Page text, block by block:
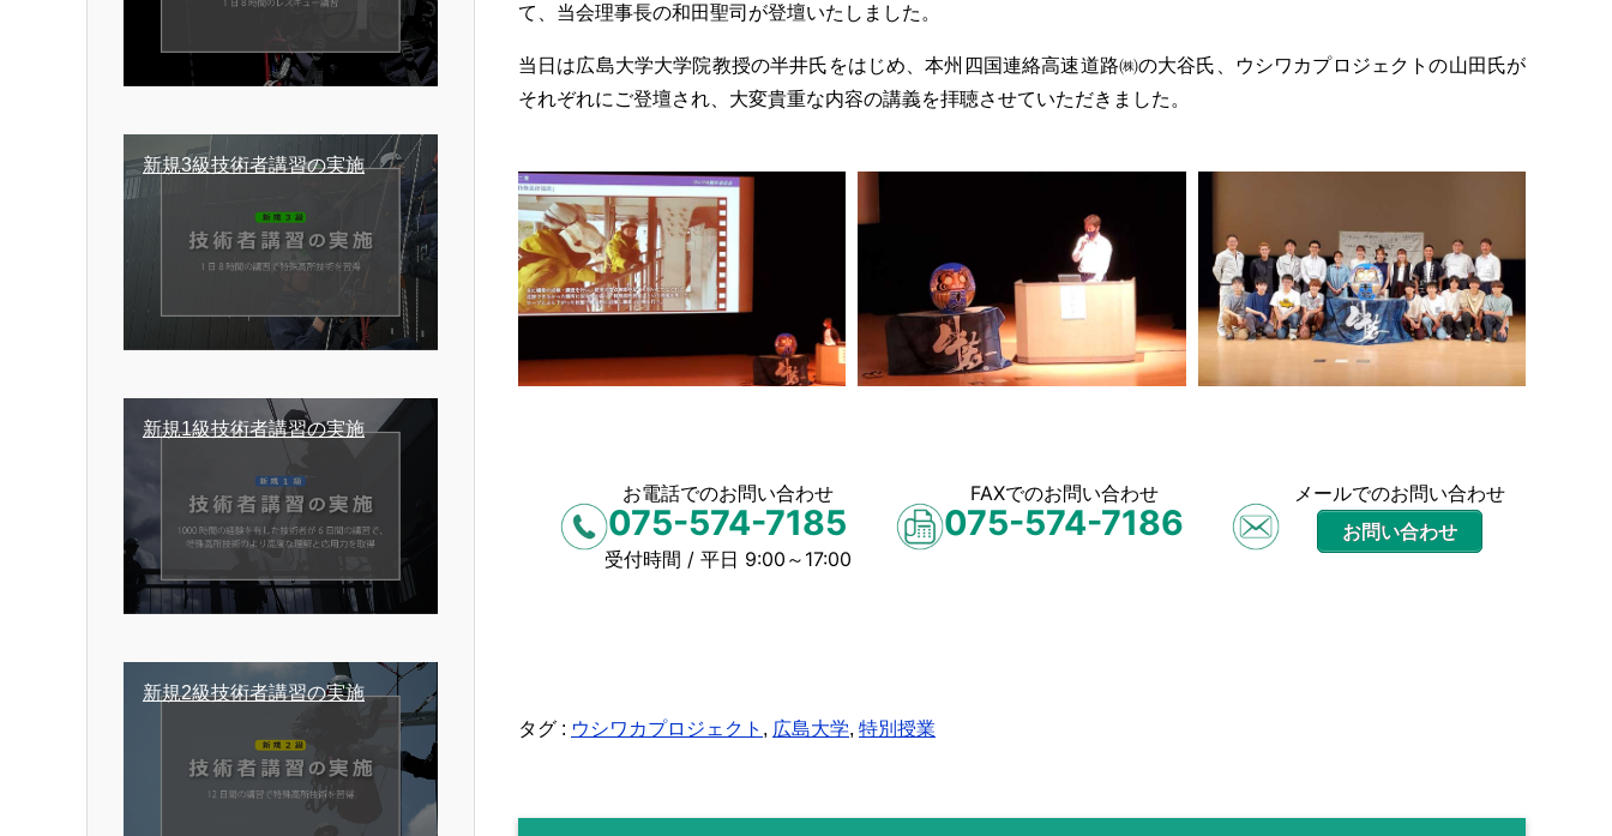
て、当会理事長の和田聖司が登壇いたしました。
当日は広島大学大学院教授の半井氏をはじめ、本州四国連絡高速道路㈱の大谷氏、ウシワカプロジェクトの山田氏が
それぞれにご登壇され、大変貴重な内容の講義を拝聴させていただきました。
お電話でのお問い合わせ
075-574-7185
受付時間 / 平日 9:00～17:00
FAXでのお問い合わせ
075-574-7186
メールでのお問い合わせ
お問い合わせ
タグ : ウシワカプロジェクト , 広島大学, 特別授業
新規3級技術者講習の実施
新規1級技術者講習の実施
新規2級技術者講習の実施